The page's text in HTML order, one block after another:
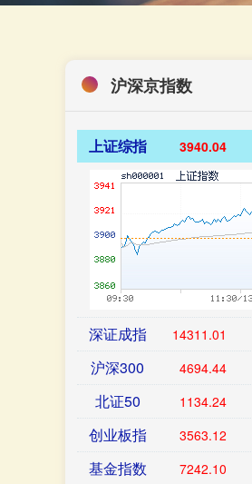
沪深京指数
上证综指 3940.04
深证成指 14311.01
沪深300 4694.44
北证50 1134.24
创业板指 3563.12
基金指数 7242.10